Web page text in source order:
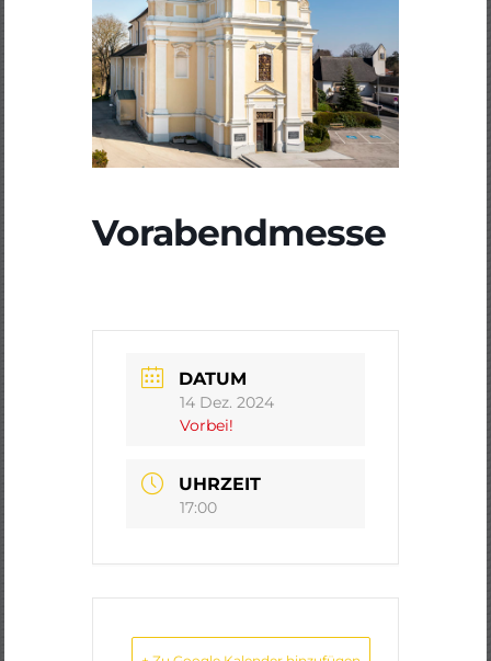
Vorabendmesse
DATUM
14 Dez. 2024
Vorbei!
UHRZEIT
17:00